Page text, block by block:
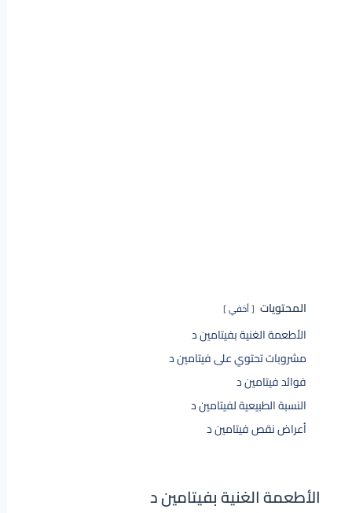
المحتويات أخفي
الأطعمة الغنية بفيتامين د
مشروبات تحتوي على فيتامين د
فوائد فيتامين د
النسبة الطبيعية لفيتامين د
أعراض نقص فيتامين د
الأطعمة الغنية بفيتامين د